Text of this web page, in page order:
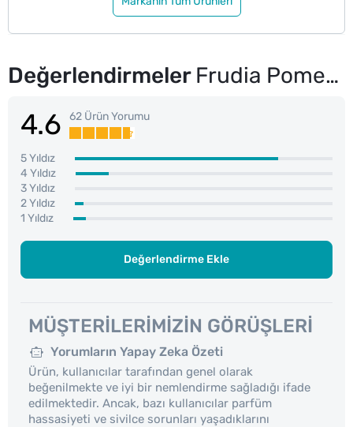
Değerlendirmeler Frudia Pomegranate Besleyici Ve Kırışıklık Karşıtı Krem 55 g
4.6 62 Ürün Yorumu
5 Yıldız
4 Yıldız
3 Yıldız
2 Yıldız
1 Yıldız
Değerlendirme Ekle
MÜŞTERILERIMIZIN GÖRÜŞLERI
Yorumların Yapay Zeka Özeti
Ürün, kullanıcılar tarafından genel olarak
beğenilmekte ve iyi bir nemlendirme sağladığı ifade
edilmektedir. Ancak, bazı kullanıcılar parfüm
hassasiyeti ve sivilce sorunları yaşadıklarını